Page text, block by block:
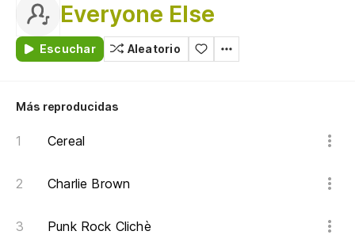
Everyone Else
Escuchar Aleatorio
Más reproducidas
Cereal
Charlie Brown
Punk Rock Clichè